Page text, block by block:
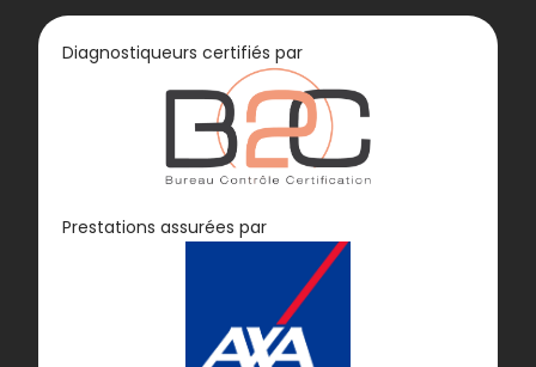
Diagnostic
Diagnostiqueurs certifiés par
Prestations assurées par